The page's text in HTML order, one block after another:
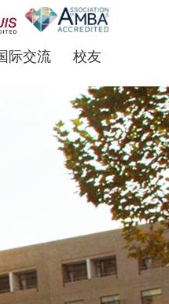
际交流 校友